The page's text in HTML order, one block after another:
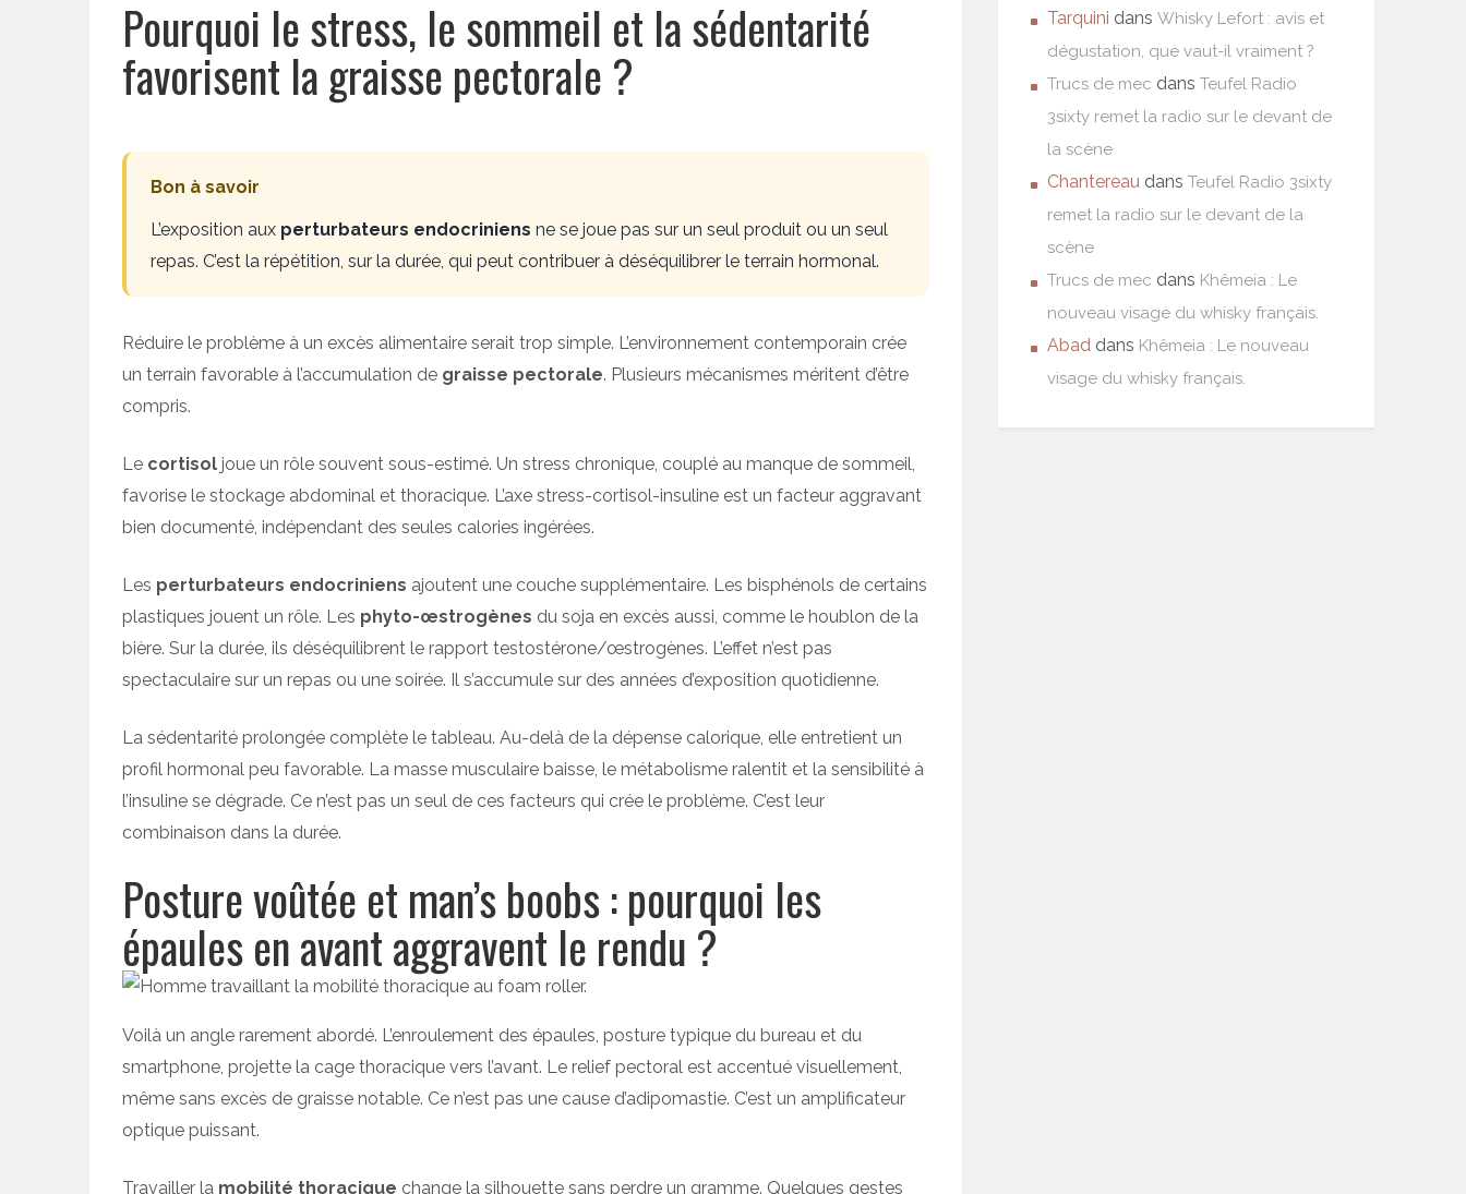
Pourquoi le stress, le sommeil et la sédentarité
favorisent la graisse pectorale ?
Bon à savoir
L’exposition aux perturbateurs endocriniens ne se joue pas sur un seul produit ou un seul
repas. C’est la répétition, sur la durée, qui peut contribuer à déséquilibrer le terrain hormonal.
Réduire le problème à un excès alimentaire serait trop simple. L’environnement contemporain crée
un terrain favorable à l’accumulation de graisse pectorale. Plusieurs mécanismes méritent d’être
compris.
Le cortisol joue un rôle souvent sous-estimé. Un stress chronique, couplé au manque de sommeil,
favorise le stockage abdominal et thoracique. L’axe stress-cortisol-insuline est un facteur aggravant
bien documenté, indépendant des seules calories ingérées.
Les perturbateurs endocriniens ajoutent une couche supplémentaire. Les bisphénols de certains
plastiques jouent un rôle. Les phyto-œstrogènes du soja en excès aussi, comme le houblon de la
bière. Sur la durée, ils déséquilibrent le rapport testostérone/œstrogènes. L’effet n’est pas
spectaculaire sur un repas ou une soirée. Il s’accumule sur des années d’exposition quotidienne.
La sédentarité prolongée complète le tableau. Au-delà de la dépense calorique, elle entretient un
profil hormonal peu favorable. La masse musculaire baisse, le métabolisme ralentit et la sensibilité à
l’insuline se dégrade. Ce n’est pas un seul de ces facteurs qui crée le problème. C’est leur
combinaison dans la durée.
Posture voûtée et man’s boobs : pourquoi les
épaules en avant aggravent le rendu ?
Voilà un angle rarement abordé. L’enroulement des épaules, posture typique du bureau et du
smartphone, projette la cage thoracique vers l’avant. Le relief pectoral est accentué visuellement,
même sans excès de graisse notable. Ce n’est pas une cause d’adipomastie. C’est un amplificateur
optique puissant.
Travailler la mobilité thoracique change la silhouette sans perdre un gramme. Quelques gestes
Tarquini dans Whisky Lefort : avis et
dégustation, que vaut-il vraiment ?
Trucs de mec dans Teufel Radio
3sixty remet la radio sur le devant de
la scène
Chantereau dans Teufel Radio 3sixty
remet la radio sur le devant de la
scène
Trucs de mec dans Khêmeia : Le
nouveau visage du whisky français.
Abad dans Khêmeia : Le nouveau
visage du whisky français.